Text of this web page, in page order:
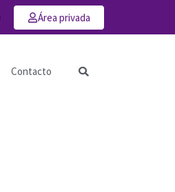
Área privada
Contacto